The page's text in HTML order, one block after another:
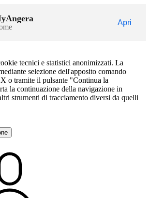
Apri
tecnici e statistici anonimizzati. La
selezione dell'apposito comando
o tramite il pulsante "Continua la
la continuazione della navigazione in
strumenti di tracciamento diversi da quelli